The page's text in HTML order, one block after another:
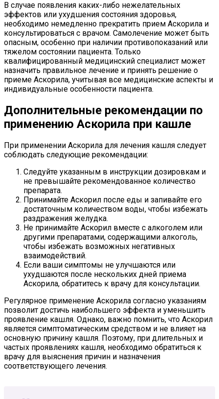
В случае появления каких-либо нежелательных
эффектов или ухудшения состояния здоровья,
необходимо немедленно прекратить прием Аскорила и
консультироваться с врачом. Самолечение может быть
опасным, особенно при наличии противопоказаний или
тяжелом состоянии пациента. Только
квалифицированный медицинский специалист может
назначить правильное лечение и принять решение о
приеме Аскорила, учитывая все медицинские аспекты и
индивидуальные особенности пациента.
Дополнительные рекомендации по
применению Аскорила при кашле
При применении Аскорила для лечения кашля следует
соблюдать следующие рекомендации:
Следуйте указанным в инструкции дозировкам и
не превышайте рекомендованное количество
препарата.
Принимайте Аскорил после еды и запивайте его
достаточным количеством воды, чтобы избежать
раздражения желудка.
Не принимайте Аскорил вместе с алкоголем или
другими препаратами, содержащими алкоголь,
чтобы избежать возможных негативных
взаимодействий.
Если ваши симптомы не улучшаются или
ухудшаются после нескольких дней приема
Аскорила, обратитесь к врачу для консультации.
Регулярное применение Аскорила согласно указаниям
позволит достичь наибольшего эффекта и уменьшить
проявление кашля. Однако, важно помнить, что Аскорил
является симптоматическим средством и не влияет на
основную причину кашля. Поэтому, при длительных и
частых проявлениях кашля, необходимо обратиться к
врачу для выяснения причин и назначения
соответствующего лечения.